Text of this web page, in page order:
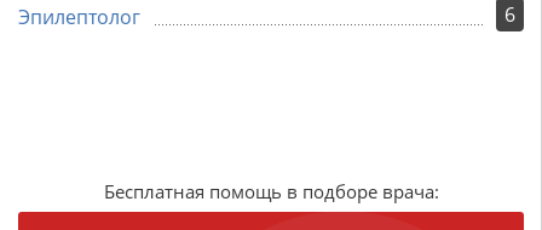
6
Эпилептолог
Бесплатная помощь в подборе врача: